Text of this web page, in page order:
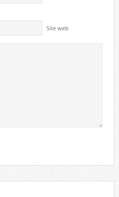
Site web